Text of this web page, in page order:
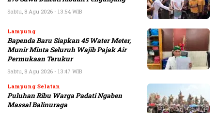
Sabtu, 8 Agu 2026 - 13:54 WIB
Lampung
Bapenda Baru Siapkan 45 Water Meter,
Munir Minta Seluruh Wajib Pajak Air
Permukaan Terukur
Sabtu, 8 Agu 2026 - 13:47 WIB
Lampung Selatan
Puluhan Ribu Warga Padati Ngaben
Massal Balinuraga